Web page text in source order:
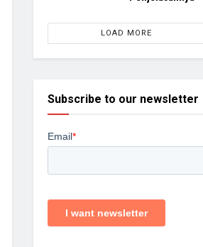
LOAD MORE
Subscribe to our newsletter